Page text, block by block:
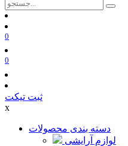
0
0
ثبت تیکت
x
دسته بندی محصولات
لوازم آرایشی